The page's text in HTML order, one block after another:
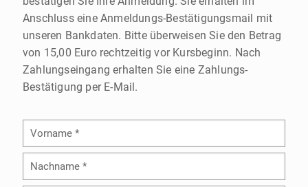
Anschluss eine Anmeldungs-Bestätigungsmail mit
unseren Bankdaten. Bitte überweisen Sie den Betrag
von 15,00 Euro rechtzeitig vor Kursbeginn. Nach
Zahlungseingang erhalten Sie eine Zahlungs-
Bestätigung per E-Mail.